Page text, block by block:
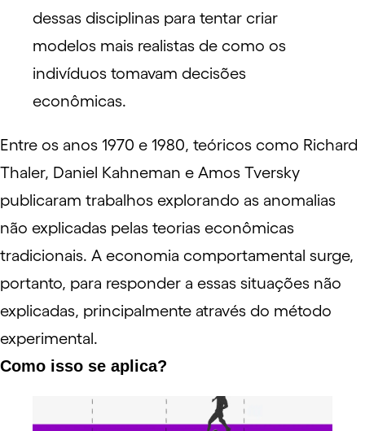
dessas disciplinas para tentar criar
modelos mais realistas de como os
indivíduos tomavam decisões
econômicas.
Entre os anos 1970 e 1980, teóricos como Richard
Thaler, Daniel Kahneman e Amos Tversky
publicaram trabalhos explorando as anomalias
não explicadas pelas teorias econômicas
tradicionais. A economia comportamental surge,
portanto, para responder a essas situações não
explicadas, principalmente através do método
experimental.
Como isso se aplica?